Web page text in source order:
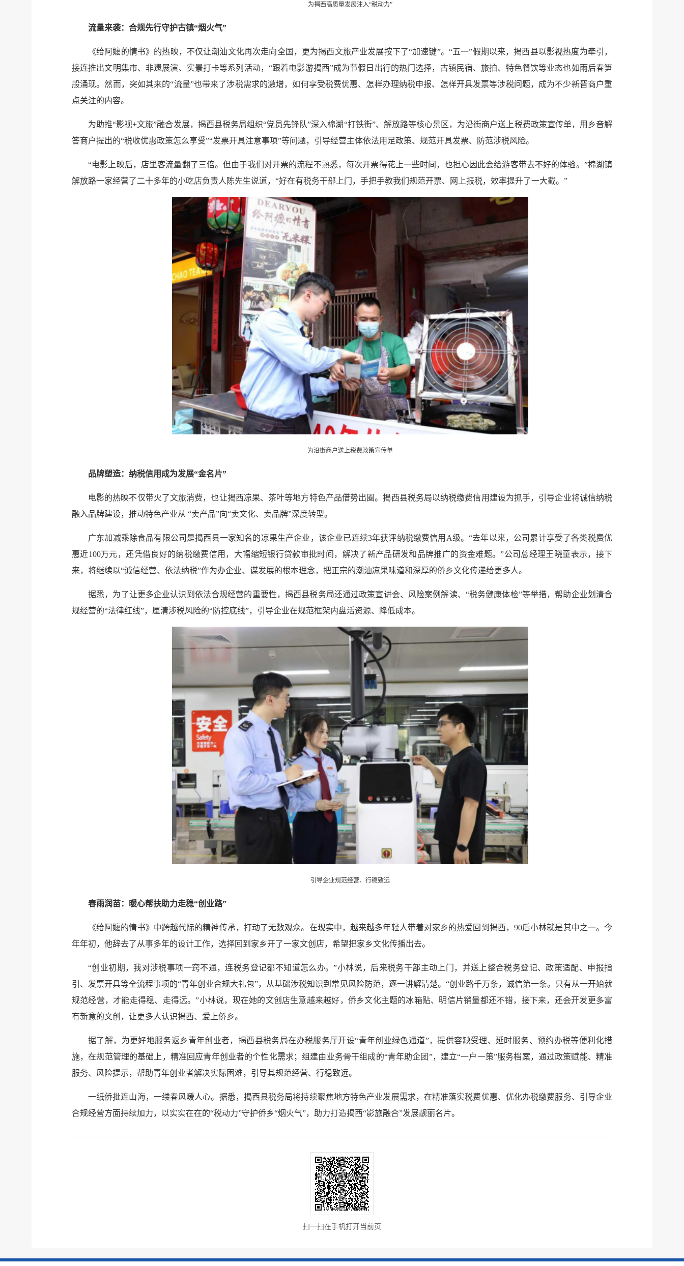
为揭西高质量发展注入“税动力”
流量来袭：合规先行守护古镇“烟火气”
《给阿嬷的情书》的热映，不仅让潮汕文化再次走向全国，更为揭西文旅产业发展按下了“加速键”。“五一”假期以来，揭西县以影视热度为牵引，
接连推出文明集市、非遗展演、实景打卡等系列活动，“跟着电影游揭西”成为节假日出行的热门选择，古镇民宿、旅拍、特色餐饮等业态也如雨后春笋
般涌现。然而，突如其来的“流量”也带来了涉税需求的激增，如何享受税费优惠、怎样办理纳税申报、怎样开具发票等涉税问题，成为不少新晋商户重
点关注的内容。
为助推“影视+文旅”融合发展，揭西县税务局组织“党员先锋队”深入棉湖“打铁街”、解放路等核心景区，为沿街商户送上税费政策宣传单，用乡音解
答商户提出的“税收优惠政策怎么享受”“发票开具注意事项”等问题，引导经营主体依法用足政策、规范开具发票、防范涉税风险。
“电影上映后，店里客流量翻了三倍。但由于我们对开票的流程不熟悉，每次开票得花上一些时间，也担心因此会给游客带去不好的体验。”棉湖镇
解放路一家经营了二十多年的小吃店负责人陈先生说道，“好在有税务干部上门，手把手教我们规范开票、网上报税，效率提升了一大截。”
为沿街商户送上税费政策宣传单
品牌塑造：纳税信用成为发展“金名片”
电影的热映不仅带火了文旅消费，也让揭西凉果、茶叶等地方特色产品借势出圈。揭西县税务局以纳税缴费信用建设为抓手，引导企业将诚信纳税
融入品牌建设，推动特色产业从 “卖产品”向“卖文化、卖品牌”深度转型。
广东加减乘除食品有限公司是揭西县一家知名的凉果生产企业，该企业已连续3年获评纳税缴费信用A级。“去年以来，公司累计享受了各类税费优
惠近100万元，还凭借良好的纳税缴费信用，大幅缩短银行贷款审批时间，解决了新产品研发和品牌推广的资金难题。”公司总经理王晓童表示，接下
来，将继续以“诚信经营、依法纳税”作为办企业、谋发展的根本理念，把正宗的潮汕凉果味道和深厚的侨乡文化传递给更多人。
据悉，为了让更多企业认识到依法合规经营的重要性，揭西县税务局还通过政策宣讲会、风险案例解读、“税务健康体检”等举措，帮助企业划清合
规经营的“法律红线”，厘清涉税风险的“防控底线”，引导企业在规范框架内盘活资源、降低成本。
引导企业规范经营、行稳致远
春雨润苗：暖心帮扶助力走稳“创业路”
《给阿嬷的情书》中跨越代际的精神传承，打动了无数观众。在现实中，越来越多年轻人带着对家乡的热爱回到揭西，90后小林就是其中之一。今
年年初，他辞去了从事多年的设计工作，选择回到家乡开了一家文创店，希望把家乡文化传播出去。
“创业初期，我对涉税事项一窍不通，连税务登记都不知道怎么办。”小林说，后来税务干部主动上门，并送上整合税务登记、政策适配、申报指
引、发票开具等全流程事项的“青年创业合规大礼包”，从基础涉税知识到常见风险防范，逐一讲解清楚。“创业路千万条，诚信第一条。只有从一开始就
规范经营，才能走得稳、走得远。”小林说，现在她的文创店生意越来越好，侨乡文化主题的冰箱贴、明信片销量都还不错，接下来，还会开发更多富
有新意的文创，让更多人认识揭西、爱上侨乡。
据了解，为更好地服务返乡青年创业者，揭西县税务局在办税服务厅开设“青年创业绿色通道”，提供容缺受理、延时服务、预约办税等便利化措
施，在规范管理的基础上，精准回应青年创业者的个性化需求；组建由业务骨干组成的“青年助企团”，建立“一户一策”服务档案，通过政策赋能、精准
服务、风险提示，帮助青年创业者解决实际困难，引导其规范经营、行稳致远。
一纸侨批连山海，一缕春风暖人心。据悉，揭西县税务局将持续聚焦地方特色产业发展需求，在精准落实税费优惠、优化办税缴费服务、引导企业
合规经营方面持续加力，以实实在在的“税动力”守护侨乡“烟火气”，助力打造揭西“影旅融合”发展靓丽名片。
扫一扫在手机打开当前页